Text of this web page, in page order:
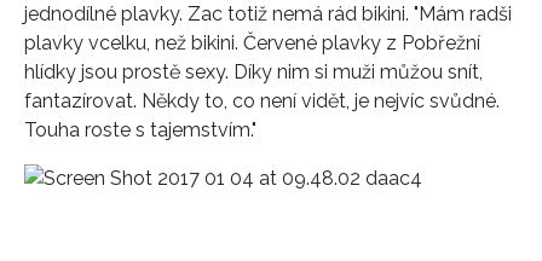
jednodílné plavky. Zac totiž nemá rád bikini. "Mám radši
plavky vcelku, než bikini. Červené plavky z Pobřežní
hlídky jsou prostě sexy. Díky nim si muži můžou snít,
fantazírovat. Někdy to, co není vidět, je nejvíc svůdné.
Touha roste s tajemstvím."